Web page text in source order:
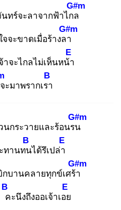
นทร์จะลาจากฟ้าไกล
G#m
จจะขาดเมื่อร้างลา
G#m
าจะไกลไม่เห็นหน้า
E
จะมาพรากเรา
B
นกระวายและร้อนรน
G#m
ทานทน
B
ได้รึเปล่า
E
กบานคลายทุกข์เศร้า
G#m
B
ะนึงถึงออเจ้าเอย
E